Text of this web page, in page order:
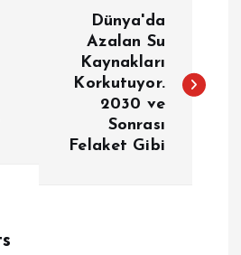
Dünya'da
Azalan Su
Kaynakları
Korkutuyor.
2030 ve
Sonrası
Felaket Gibi